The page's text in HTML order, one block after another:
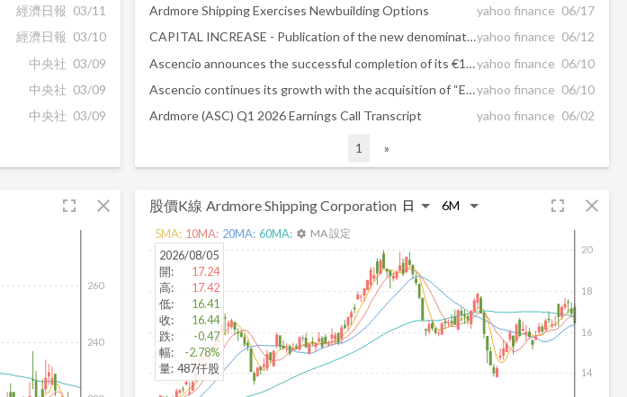
經濟日報 03/11
經濟日報 03/10
中央社 03/09
中央社 03/09
中央社 03/09
Ardmore Shipping Exercises Newbuilding Options
yahoo finance 06/17
CAPITAL INCREASE - Publication of the new denominator in accordance with Article 15 of the Law of 2 May 2007yahoo finance 06/12
Ascencio announces the successful completion of its €15 million capital increase as part of the financing of the acquisition of the “Espace Shopping Hydrion” retail parkyahoo finance 06/10
Ascencio continues its growth with the acquisition of “Espace Shopping Hydrion” in Arlon (Belgium) & the launch of a capital increase via accelerated bookbuildingyahoo finance 06/10
Ardmore (ASC) Q1 2026 Earnings Call Transcript
yahoo finance 06/02
1 »
fullscreen close
240
260
股價K線 Ardmore Shipping Corporation fullscreen close
14
16
18
20
2026/08/05
開:
17.24
高:
17.42
低:
16.41
收:
16.44
跌:
-0.47
幅:
-2.78%
量: 487仟股
5MA: 10MA: 20MA: 60MA: settings MA 設定